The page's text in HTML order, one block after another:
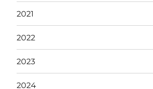
2021
2022
2023
2024